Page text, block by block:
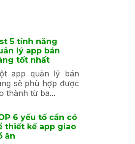
5 tính năng
lý app bán
tốt nhất
app quản lý bán
sẽ phù hợp được
thành từ ba...
6 yếu tố cần có
thiết kế app giao
ăn